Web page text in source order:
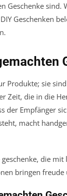
Geschenke
Geschenken
Produkte; sie
Zeit, die in die
der Empfänger
macht